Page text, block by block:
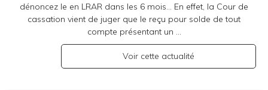
dénoncez le en LRAR dans les 6 mois... En effet, la Cour de
cassation vient de juger que le reçu pour solde de tout
compte présentant un ...
Voir cette actualité